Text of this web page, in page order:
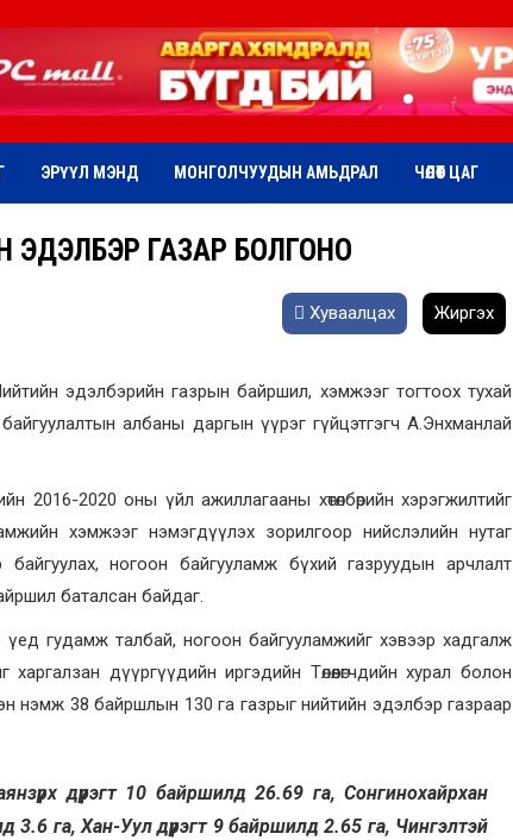
ЭРҮҮЛ МЭНД МОНГОЛЧУУДЫН АМЬДРАЛ ЧӨЛӨӨТ ЦАГ
ЭДЭЛБЭР ГАЗАР БОЛГОНО
Хуваалцах Жиргэх
эдэлбэрийн газрын байршил, хэмжээг тогтоох тухай
албаны даргын үүрэг гүйцэтгэгч А.Энхманлай
2016-2020 оны үйл ажиллагааны хөтөлбөрийн хэрэгжилтийг
хэмжээг нэмэгдүүлэх зорилгоор нийслэлийн нутаг
ногоон байгууламж бүхий газруудын арчлалт
баталсан байдаг.
гудамж талбай, ногоон байгууламжийг хэвээр хадгалж
дүүргүүдийн иргэдийн Төлөөлөгчдийн хурал болон
нэмж 38 байршлын 130 га газрыг нийтийн эдэлбэр газраар
дүүрэгт 10 байршилд 26.69 га, Сонгинохайрхан
3.6 га, Хан-Уул дүүрэгт 9 байршилд 2.65 га, Чингэлтэй